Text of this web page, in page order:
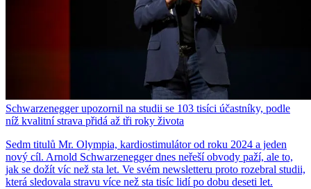
Schwarzenegger upozornil na studii se 103 tisíci účastníky, podle
níž kvalitní strava přidá až tři roky života
Sedm titulů Mr. Olympia, kardiostimulátor od roku 2024 a jeden
nový cíl. Arnold Schwarzenegger dnes neřeší obvody paží, ale to,
jak se dožít víc než sta let. Ve svém newsletteru proto rozebral studii,
která sledovala stravu více než sta tisíc lidí po dobu deseti let.